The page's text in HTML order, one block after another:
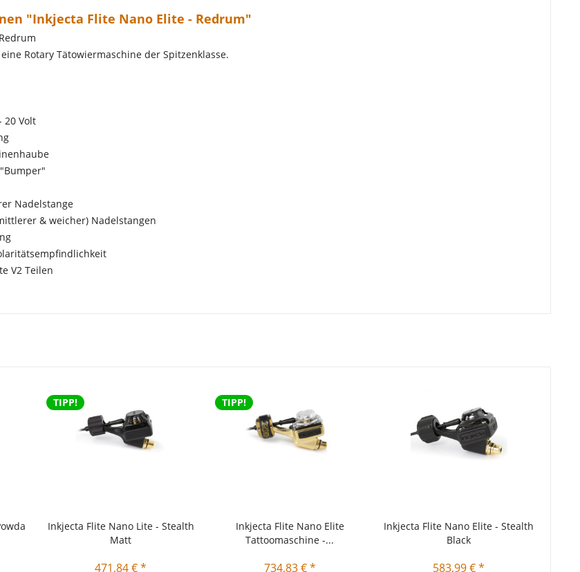
"Inkjecta Flite Nano Elite - Redrum"
Rotary Tätowiermaschine der Spitzenklasse.
20 Volt
Nadelstange
& weicher) Nadelstangen
V2 Teilen
TIPP!
Inkjecta Flite Nano Lite - Stealth
Matt
471,84 € *
TIPP!
Inkjecta Flite Nano Elite
Tattoomaschine -...
734,83 € *
Inkjecta Flite Nano Elite - Stealth
Black
583,99 € *